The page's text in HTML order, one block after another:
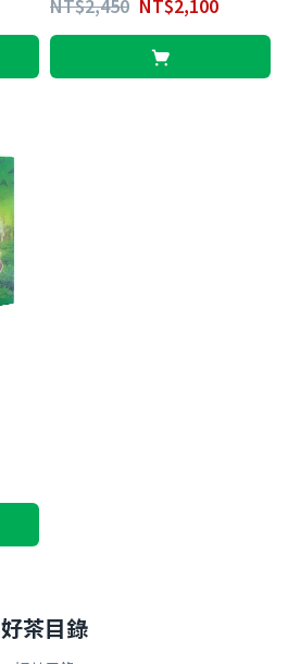
NT$2,450 NT$2,100
好茶目錄